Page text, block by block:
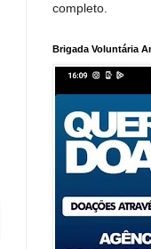
completo.
Brigada Voluntária